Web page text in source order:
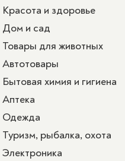
Красота и здоровье
Дом и сад
Товары для животных
Автотовары
Бытовая химия и гигиена
Аптека
Одежда
Туризм, рыбалка, охота
Электроника